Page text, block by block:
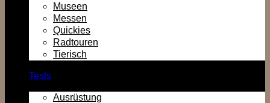
Museen
Messen
Quickies
Radtouren
Tierisch
Tests
Ausrüstung